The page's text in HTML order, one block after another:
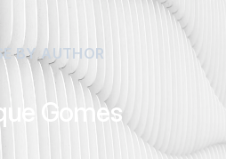
BY AUTHOR
Gomes